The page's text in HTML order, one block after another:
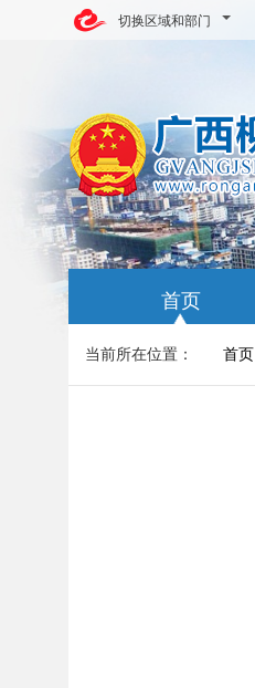
切换区域和部门
首页
当前所在位置： 首页